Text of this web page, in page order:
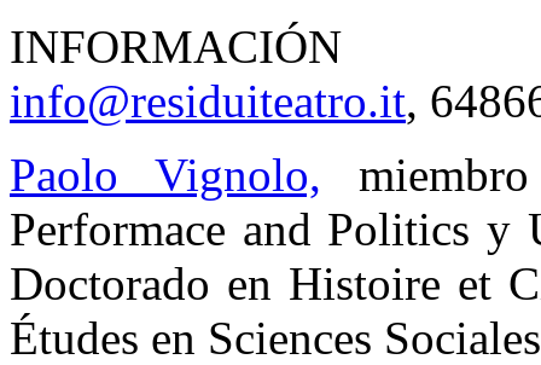
INFORMACIÓN
info@residuiteatro.it,
Paolo Vignolo,
Performace and Politics y
Doctorado en Histoire et
Études en Sciences